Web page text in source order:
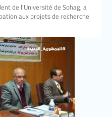
de l'Université de Sohag, a
aux projets de recherche